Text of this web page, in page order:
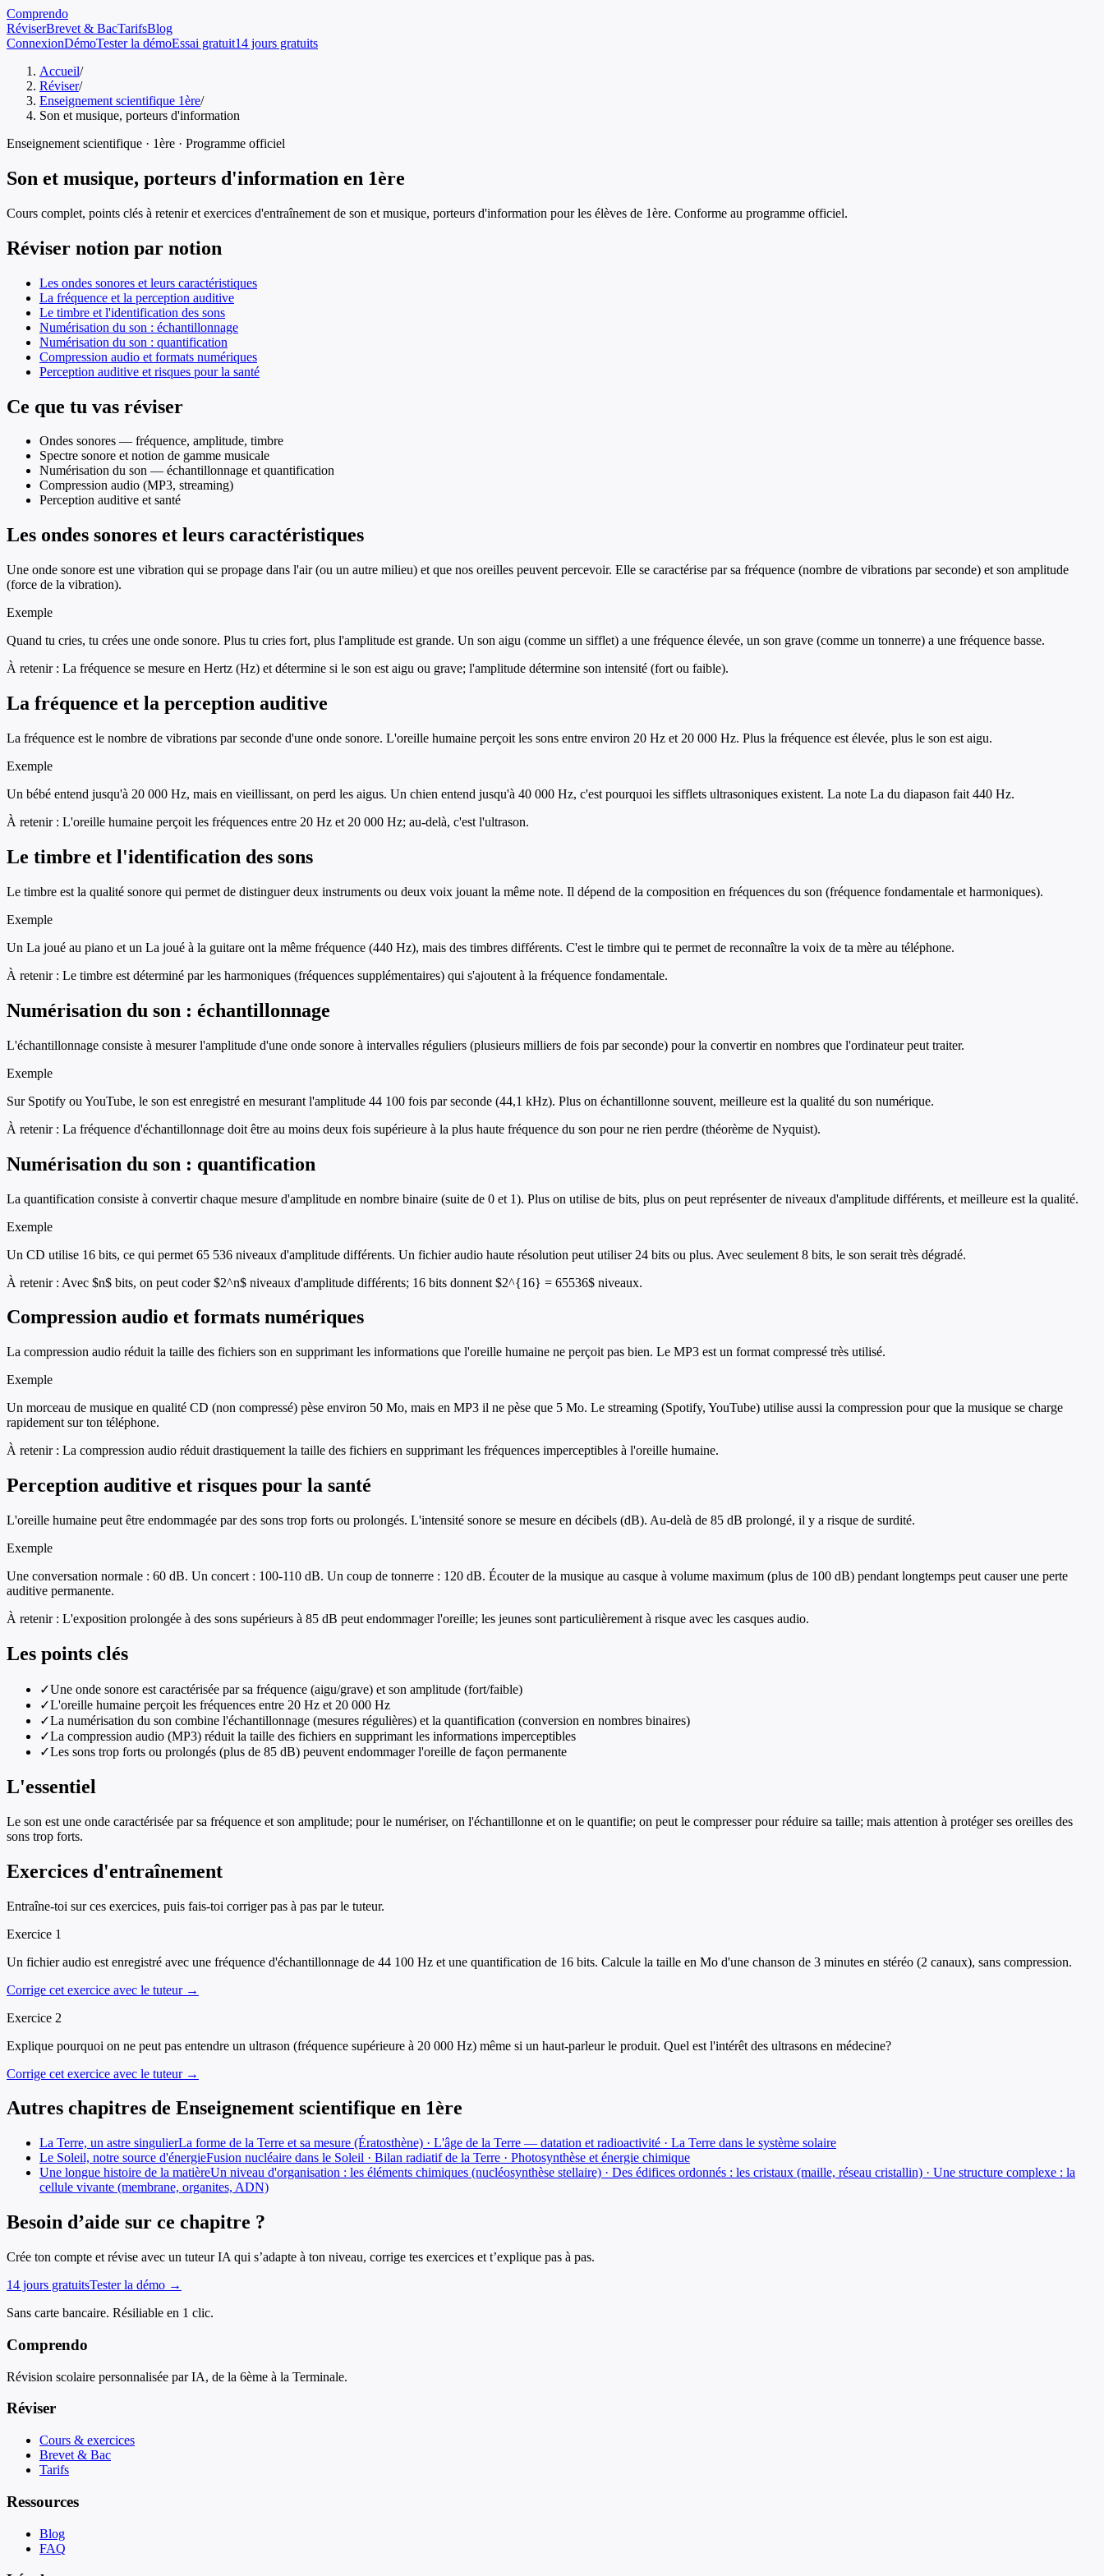
Comprendo
RéviserBrevet & BacTarifsBlog
ConnexionDémoTester la démoEssai gratuit14 jours gratuits
Accueil/
Réviser/
Enseignement scientifique 1ère/
Son et musique, porteurs d'information
Enseignement scientifique · 1ère · Programme officiel
Son et musique, porteurs d'information en 1ère
Cours complet, points clés à retenir et exercices d'entraînement de son et musique, porteurs d'information pour les élèves de 1ère. Conforme au programme officiel.
Réviser notion par notion
Les ondes sonores et leurs caractéristiques
La fréquence et la perception auditive
Le timbre et l'identification des sons
Numérisation du son : échantillonnage
Numérisation du son : quantification
Compression audio et formats numériques
Perception auditive et risques pour la santé
Ce que tu vas réviser
Ondes sonores — fréquence, amplitude, timbre
Spectre sonore et notion de gamme musicale
Numérisation du son — échantillonnage et quantification
Compression audio (MP3, streaming)
Perception auditive et santé
Les ondes sonores et leurs caractéristiques
Une onde sonore est une vibration qui se propage dans l'air (ou un autre milieu) et que nos oreilles peuvent percevoir. Elle se caractérise par sa fréquence (nombre de vibrations par seconde) et son amplitude
(force de la vibration).
Exemple
Quand tu cries, tu crées une onde sonore. Plus tu cries fort, plus l'amplitude est grande. Un son aigu (comme un sifflet) a une fréquence élevée, un son grave (comme un tonnerre) a une fréquence basse.
À retenir : La fréquence se mesure en Hertz (Hz) et détermine si le son est aigu ou grave; l'amplitude détermine son intensité (fort ou faible).
La fréquence et la perception auditive
La fréquence est le nombre de vibrations par seconde d'une onde sonore. L'oreille humaine perçoit les sons entre environ 20 Hz et 20 000 Hz. Plus la fréquence est élevée, plus le son est aigu.
Exemple
Un bébé entend jusqu'à 20 000 Hz, mais en vieillissant, on perd les aigus. Un chien entend jusqu'à 40 000 Hz, c'est pourquoi les sifflets ultrasoniques existent. La note La du diapason fait 440 Hz.
À retenir : L'oreille humaine perçoit les fréquences entre 20 Hz et 20 000 Hz; au-delà, c'est l'ultrason.
Le timbre et l'identification des sons
Le timbre est la qualité sonore qui permet de distinguer deux instruments ou deux voix jouant la même note. Il dépend de la composition en fréquences du son (fréquence fondamentale et harmoniques).
Exemple
Un La joué au piano et un La joué à la guitare ont la même fréquence (440 Hz), mais des timbres différents. C'est le timbre qui te permet de reconnaître la voix de ta mère au téléphone.
À retenir : Le timbre est déterminé par les harmoniques (fréquences supplémentaires) qui s'ajoutent à la fréquence fondamentale.
Numérisation du son : échantillonnage
L'échantillonnage consiste à mesurer l'amplitude d'une onde sonore à intervalles réguliers (plusieurs milliers de fois par seconde) pour la convertir en nombres que l'ordinateur peut traiter.
Exemple
Sur Spotify ou YouTube, le son est enregistré en mesurant l'amplitude 44 100 fois par seconde (44,1 kHz). Plus on échantillonne souvent, meilleure est la qualité du son numérique.
À retenir : La fréquence d'échantillonnage doit être au moins deux fois supérieure à la plus haute fréquence du son pour ne rien perdre (théorème de Nyquist).
Numérisation du son : quantification
La quantification consiste à convertir chaque mesure d'amplitude en nombre binaire (suite de 0 et 1). Plus on utilise de bits, plus on peut représenter de niveaux d'amplitude différents, et meilleure est la qualité.
Exemple
Un CD utilise 16 bits, ce qui permet 65 536 niveaux d'amplitude différents. Un fichier audio haute résolution peut utiliser 24 bits ou plus. Avec seulement 8 bits, le son serait très dégradé.
À retenir : Avec $n$ bits, on peut coder $2^n$ niveaux d'amplitude différents; 16 bits donnent $2^{16} = 65536$ niveaux.
Compression audio et formats numériques
La compression audio réduit la taille des fichiers son en supprimant les informations que l'oreille humaine ne perçoit pas bien. Le MP3 est un format compressé très utilisé.
Exemple
Un morceau de musique en qualité CD (non compressé) pèse environ 50 Mo, mais en MP3 il ne pèse que 5 Mo. Le streaming (Spotify, YouTube) utilise aussi la compression pour que la musique se charge
rapidement sur ton téléphone.
À retenir : La compression audio réduit drastiquement la taille des fichiers en supprimant les fréquences imperceptibles à l'oreille humaine.
Perception auditive et risques pour la santé
L'oreille humaine peut être endommagée par des sons trop forts ou prolongés. L'intensité sonore se mesure en décibels (dB). Au-delà de 85 dB prolongé, il y a risque de surdité.
Exemple
Une conversation normale : 60 dB. Un concert : 100-110 dB. Un coup de tonnerre : 120 dB. Écouter de la musique au casque à volume maximum (plus de 100 dB) pendant longtemps peut causer une perte
auditive permanente.
À retenir : L'exposition prolongée à des sons supérieurs à 85 dB peut endommager l'oreille; les jeunes sont particulièrement à risque avec les casques audio.
Les points clés
✓Une onde sonore est caractérisée par sa fréquence (aigu/grave) et son amplitude (fort/faible)
✓L'oreille humaine perçoit les fréquences entre 20 Hz et 20 000 Hz
✓La numérisation du son combine l'échantillonnage (mesures régulières) et la quantification (conversion en nombres binaires)
✓La compression audio (MP3) réduit la taille des fichiers en supprimant les informations imperceptibles
✓Les sons trop forts ou prolongés (plus de 85 dB) peuvent endommager l'oreille de façon permanente
L'essentiel
Le son est une onde caractérisée par sa fréquence et son amplitude; pour le numériser, on l'échantillonne et on le quantifie; on peut le compresser pour réduire sa taille; mais attention à protéger ses oreilles des
sons trop forts.
Exercices d'entraînement
Entraîne-toi sur ces exercices, puis fais-toi corriger pas à pas par le tuteur.
Exercice 1
Un fichier audio est enregistré avec une fréquence d'échantillonnage de 44 100 Hz et une quantification de 16 bits. Calcule la taille en Mo d'une chanson de 3 minutes en stéréo (2 canaux), sans compression.
Corrige cet exercice avec le tuteur →
Exercice 2
Explique pourquoi on ne peut pas entendre un ultrason (fréquence supérieure à 20 000 Hz) même si un haut-parleur le produit. Quel est l'intérêt des ultrasons en médecine?
Corrige cet exercice avec le tuteur →
Autres chapitres de Enseignement scientifique en 1ère
La Terre, un astre singulierLa forme de la Terre et sa mesure (Ératosthène) · L'âge de la Terre — datation et radioactivité · La Terre dans le système solaire
Le Soleil, notre source d'énergieFusion nucléaire dans le Soleil · Bilan radiatif de la Terre · Photosynthèse et énergie chimique
Une longue histoire de la matièreUn niveau d'organisation : les éléments chimiques (nucléosynthèse stellaire) · Des édifices ordonnés : les cristaux (maille, réseau cristallin) · Une structure complexe : la
cellule vivante (membrane, organites, ADN)
Besoin d’aide sur ce chapitre ?
Crée ton compte et révise avec un tuteur IA qui s’adapte à ton niveau, corrige tes exercices et t’explique pas à pas.
14 jours gratuitsTester la démo →
Sans carte bancaire. Résiliable en 1 clic.
Comprendo
Révision scolaire personnalisée par IA, de la 6ème à la Terminale.
Réviser
Cours & exercices
Brevet & Bac
Tarifs
Ressources
Blog
FAQ